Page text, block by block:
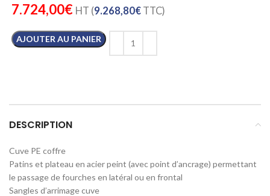
7.724,00€ HT (9.268,80€ TTC)
AJOUTER AU PANIER
DESCRIPTION
Cuve PE coffre
Patins et plateau en acier peint (avec point d’ancrage) permettant
le passage de fourches en latéral ou en frontal
Sangles d’arrimage cuve